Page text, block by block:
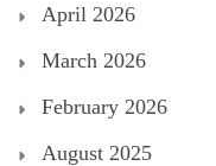
April 2026
March 2026
February 2026
August 2025